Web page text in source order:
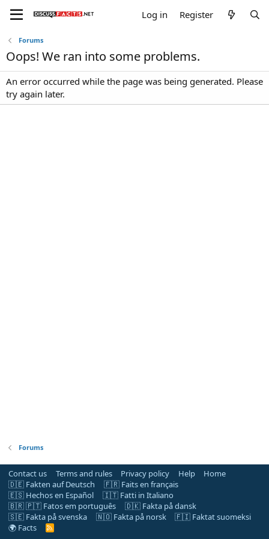
Log in Register
Forums
Oops! We ran into some problems.
An error occurred while the page was being generated. Please
try again later.
Forums
Contact us Terms and rules Privacy policy Help
Home
🇩🇪 Fakten auf Deutsch
🇫🇷 Faits en français
🇪🇸 Hechos en Español
🇮🇹 Fatti in Italiano
🇧🇷 🇵🇹 Fatos em português
🇩🇰 Fakta på dansk
🇸🇪 Fakta på svenska
🇳🇴 Fakta på norsk
🇫🇮 Faktat suomeksi
🌍 Facts
R